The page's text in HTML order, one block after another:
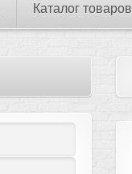
Каталог товаров